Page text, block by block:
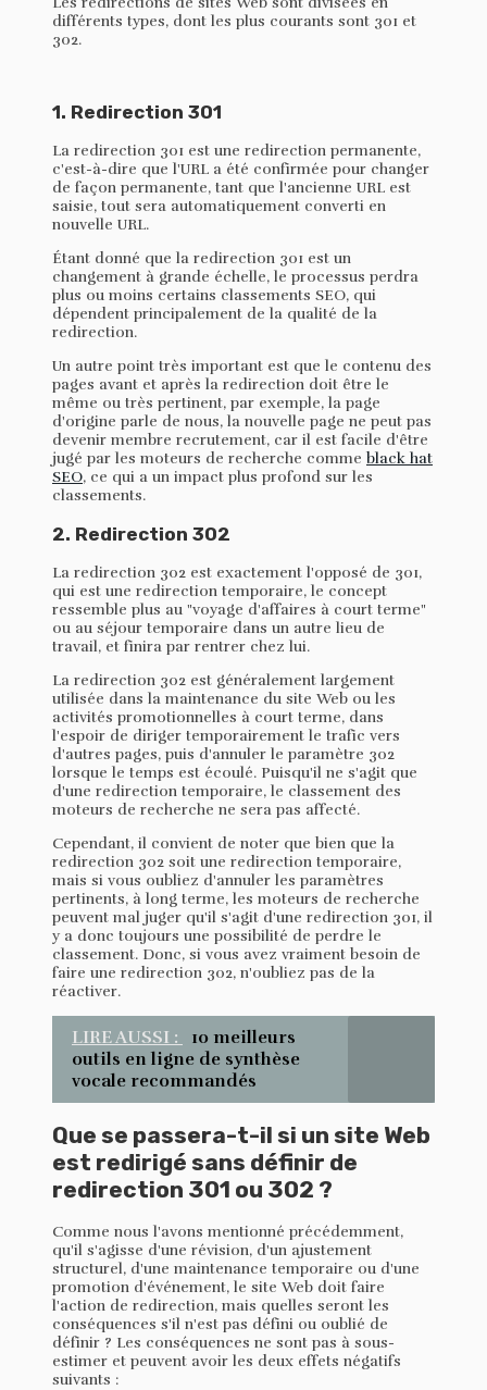
différents types, dont les plus courants sont 301 et
302.
1. Redirection 301
La redirection 301 est une redirection permanente,
c'est-à-dire que l'URL a été confirmée pour changer
de façon permanente, tant que l'ancienne URL est
saisie, tout sera automatiquement converti en
nouvelle URL.
Étant donné que la redirection 301 est un
changement à grande échelle, le processus perdra
plus ou moins certains classements SEO, qui
dépendent principalement de la qualité de la
redirection.
Un autre point très important est que le contenu des
pages avant et après la redirection doit être le
même ou très pertinent, par exemple, la page
d'origine parle de nous, la nouvelle page ne peut pas
devenir membre recrutement, car il est facile d'être
jugé par les moteurs de recherche comme black hat
SEO, ce qui a un impact plus profond sur les
classements.
2. Redirection 302
La redirection 302 est exactement l'opposé de 301,
qui est une redirection temporaire, le concept
ressemble plus au "voyage d'affaires à court terme"
ou au séjour temporaire dans un autre lieu de
travail, et finira par rentrer chez lui.
La redirection 302 est généralement largement
utilisée dans la maintenance du site Web ou les
activités promotionnelles à court terme, dans
l'espoir de diriger temporairement le trafic vers
d'autres pages, puis d'annuler le paramètre 302
lorsque le temps est écoulé. Puisqu'il ne s'agit que
d'une redirection temporaire, le classement des
moteurs de recherche ne sera pas affecté.
Cependant, il convient de noter que bien que la
redirection 302 soit une redirection temporaire,
mais si vous oubliez d'annuler les paramètres
pertinents, à long terme, les moteurs de recherche
peuvent mal juger qu'il s'agit d'une redirection 301, il
y a donc toujours une possibilité de perdre le
classement. Donc, si vous avez vraiment besoin de
faire une redirection 302, n'oubliez pas de la
réactiver.
LIRE AUSSI :
10 meilleurs
outils en ligne de synthèse
vocale recommandés
Que se passera-t-il si un site Web
est redirigé sans définir de
redirection 301 ou 302 ?
Comme nous l'avons mentionné précédemment,
qu'il s'agisse d'une révision, d'un ajustement
structurel, d'une maintenance temporaire ou d'une
promotion d'événement, le site Web doit faire
l'action de redirection, mais quelles seront les
conséquences s'il n'est pas défini ou oublié de
définir ? Les conséquences ne sont pas à sous-
estimer et peuvent avoir les deux effets négatifs
suivants :